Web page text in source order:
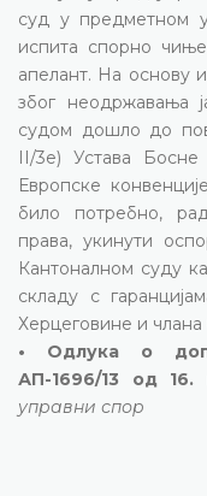
суд у предметном
испита спорно
апелант. На основу
због неодржавања
судом дошло до
II/3е) Устава
Европске
било потребно,
права, укинути
Кантоналном суду
складу с
Херцеговине и члана
• Одлука о
АП-1696/13 од 16.
управни спор